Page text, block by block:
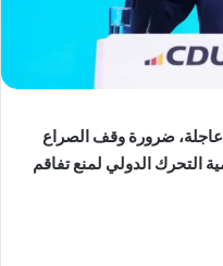
عاجلة، ضرورة وقف الصراع
التحرك الدولي لمنع تفاقم